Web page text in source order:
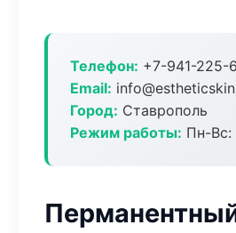
Телефон: +7-941-225-
Email:
Город: Ставрополь
Режим работы: Пн-Вс: